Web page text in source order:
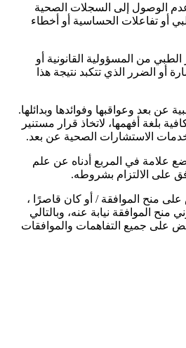
الوصول إلى السجلات الصحية
أو تفاعلات الحساسية أو أخطاء
من المسؤولية القانونية أو
أو الضرر الذي تتكبد نتيجة هذا
عن بعد وعواقبها وفوائدها وبدائلها.
بلغة أفهمها، لاتخاذ قرار مستنير
الاستشارات الصحية عن بعد.
علامة في المربع أدناه عن علم
على الالتزام بشروطه.
منح الموافقة / أو كان قاصرًا ،
منح الموافقة نيابة عنه، وبالتالي
على جميع التفاهمات والموافقات